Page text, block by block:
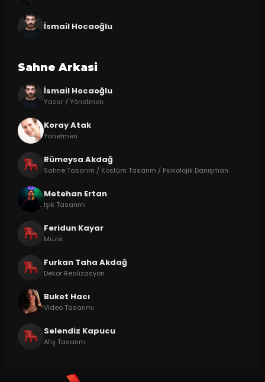
İsmail Hocaoğlu
Sahne Arkasi
İsmail Hocaoğlu
Yazar / Yönetmen
Koray Atak
Yönetmen
Rümeysa Akdağ
Sahne Tasarım / Kostüm Tasarım / Psikolojik Danışman
Metehan Ertan
Işık Tasarımı
Feridun Kayar
Müzik
Furkan Taha Akdağ
Dekor Realizasyon
Buket Hacı
Video Tasarımı
Selendiz Kapucu
Afiş Tasarım